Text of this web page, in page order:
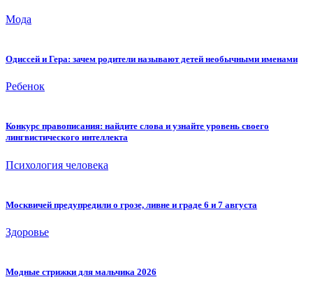
Мода
Одиссей и Гера: зачем родители называют детей необычными именами
Ребенок
Конкурс правописания: найдите слова и узнайте уровень своего
лингвистического интеллекта
Психология человека
Москвичей предупредили о грозе, ливне и граде 6 и 7 августа
Здоровье
Модные стрижки для мальчика 2026